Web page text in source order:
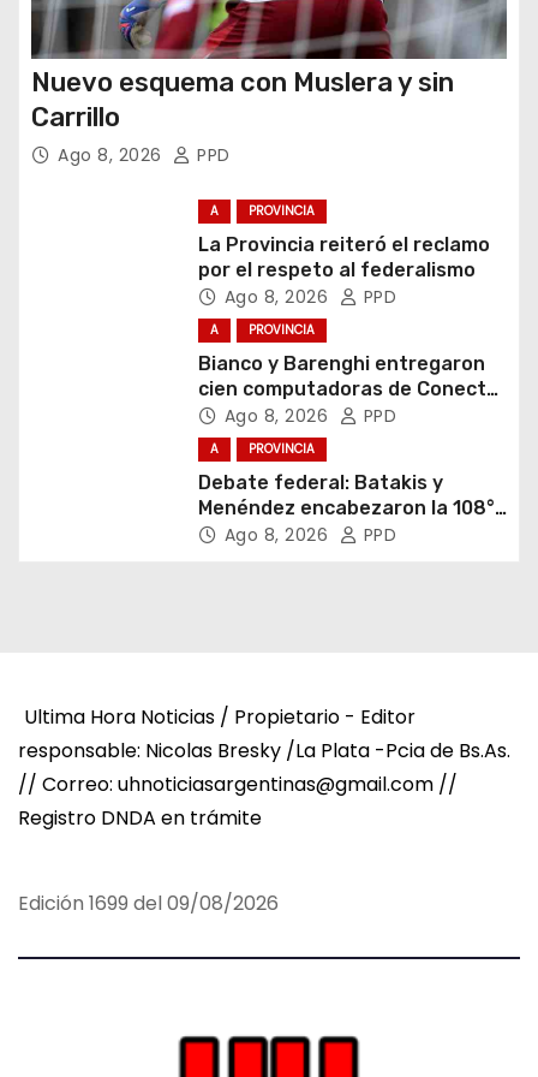
Nuevo esquema con Muslera y sin
Carrillo
Ago 8, 2026 PPD
A PROVINCIA
La Provincia reiteró el reclamo
por el respeto al federalismo
Ago 8, 2026 PPD
A PROVINCIA
Bianco y Barenghi entregaron
cien computadoras de Conectar
Igualdad Bonaerense
Ago 8, 2026 PPD
A PROVINCIA
Debate federal: Batakis y
Menéndez encabezaron la 108°
Asamblea del CNV
Ago 8, 2026 PPD
Ultima Hora Noticias / Propietario - Editor
responsable: Nicolas Bresky /La Plata -Pcia de Bs.As.
// Correo: uhnoticiasargentinas@gmail.com //
Registro DNDA en trámite
Edición 1699 del 09/08/2026